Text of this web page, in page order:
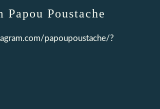
Papou Poustache
papoupoustache/?